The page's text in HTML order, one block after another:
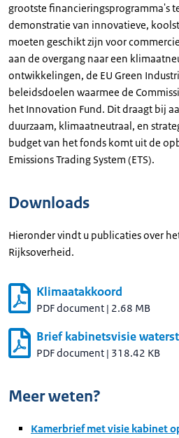
grootste financieringsprogramma's
demonstratie van innovatieve,
moeten geschikt zijn voor
aan de overgang naar een
ontwikkelingen, de EU Green
beleidsdoelen waarmee de
het Innovation Fund. Dit draagt bij
duurzaam, klimaatneutraal, en
budget van het fonds komt uit de
Emissions Trading System (ETS).
Downloads
Hieronder vindt u publicaties over
Rijksoverheid.
Klimaatakkoord
PDF document | 2.68 MB
Brief kabinetsvisie
PDF document | 318.42 KB
Meer weten?
Kamerbrief met visie kabinet